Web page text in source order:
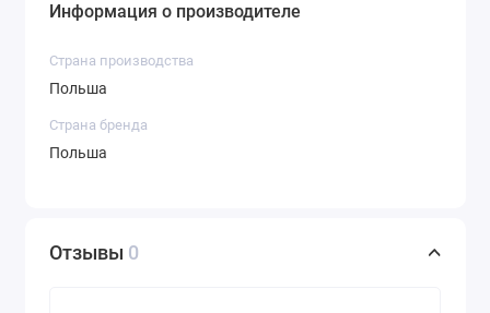
Информация о производителе
Страна производства
Польша
Страна бренда
Польша
Отзывы 0